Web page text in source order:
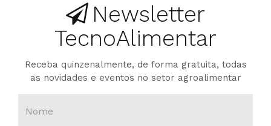
Newsletter
TecnoAlimentar
Receba quinzenalmente, de forma gratuita, todas
as novidades e eventos no setor agroalimentar